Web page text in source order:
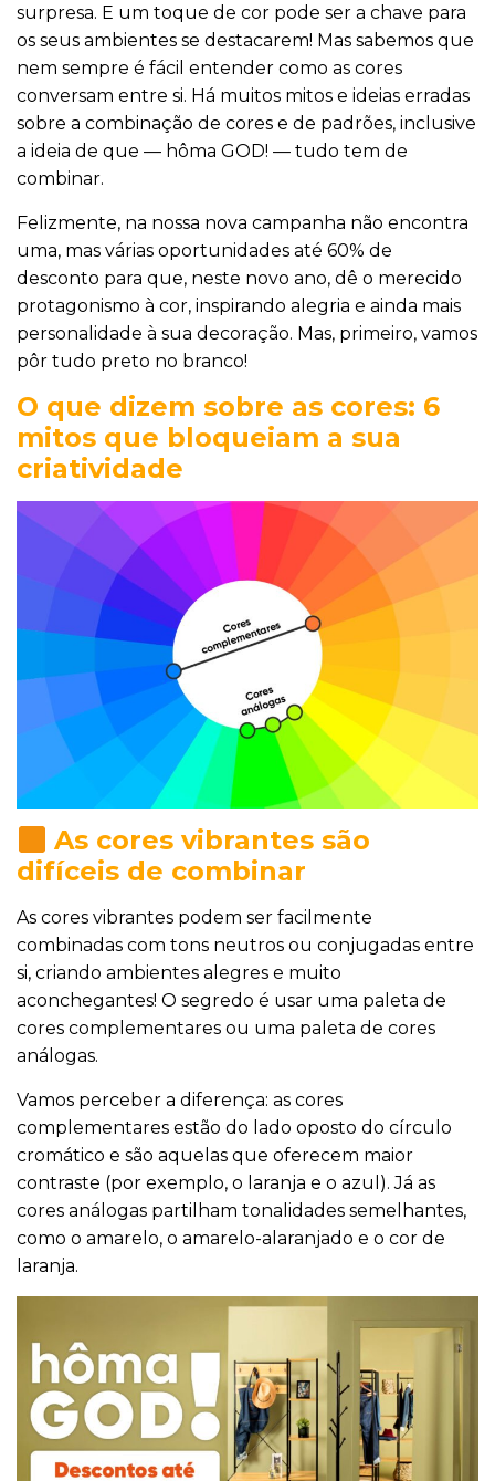
surpresa. E um toque de cor pode ser a chave para
os seus ambientes se destacarem! Mas sabemos que
nem sempre é fácil entender como as cores
conversam entre si. Há muitos mitos e ideias erradas
sobre a combinação de cores e de padrões, inclusive
a ideia de que — hôma GOD! — tudo tem de
combinar.
Felizmente, na nossa nova campanha não encontra
uma, mas várias oportunidades até 60% de
desconto para que, neste novo ano, dê o merecido
protagonismo à cor, inspirando alegria e ainda mais
personalidade à sua decoração. Mas, primeiro, vamos
pôr tudo preto no branco!
O que dizem sobre as cores: 6
mitos que bloqueiam a sua
criatividade
As cores vibrantes são
difíceis de combinar
As cores vibrantes podem ser facilmente
combinadas com tons neutros ou conjugadas entre
si, criando ambientes alegres e muito
aconchegantes! O segredo é usar uma paleta de
cores complementares ou uma paleta de cores
análogas.
Vamos perceber a diferença: as cores
complementares estão do lado oposto do círculo
cromático e são aquelas que oferecem maior
contraste (por exemplo, o laranja e o azul). Já as
cores análogas partilham tonalidades semelhantes,
como o amarelo, o amarelo-alaranjado e o cor de
laranja.